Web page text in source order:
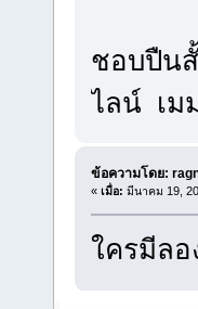
ชอบปืน
ไลน์ เม
ข้อความโดย:
« เมื่อ: มีนาคม 19,
ใครมีลอ